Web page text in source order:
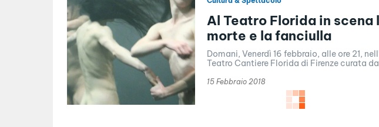
Al Teatro Florida in scena
morte e la fanciulla
Domani, Venerdì 16 febbraio, alle ore 21,
Teatro Cantiere Florida di Firenze curata
15 Febbraio 2018